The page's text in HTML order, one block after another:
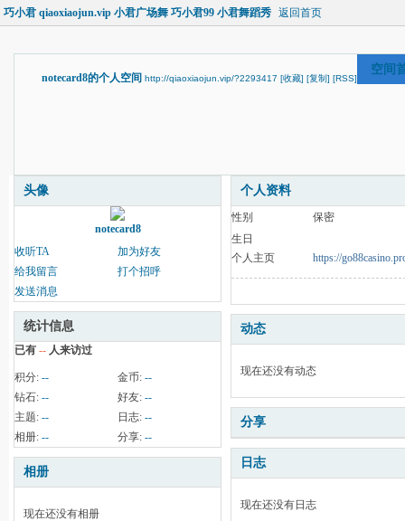
巧小君 qiaoxiaojun.vip 小君广场舞 巧小君99 小君舞蹈秀 返回首页
notecard8的个人空间 http://qiaoxiaojun.vip/?2293417 [收藏] [复制] [RSS]
空间
头像
notecard8
收听TA
加为好友
给我留言
打个招呼
发送消息
统计信息
已有 -- 人来访过
积分: -- 金币: --
钻石: -- 好友: --
主题: -- 日志: --
相册: -- 分享: --
相册
现在还没有相册
个人资料
性别
保密
生日
个人主页
https://
动态
现在还没有动态
分享
日志
现在还没有日志